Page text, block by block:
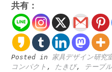
共有：
Posted in 家具デザイン研究
コンパクト , たきび, テーブル